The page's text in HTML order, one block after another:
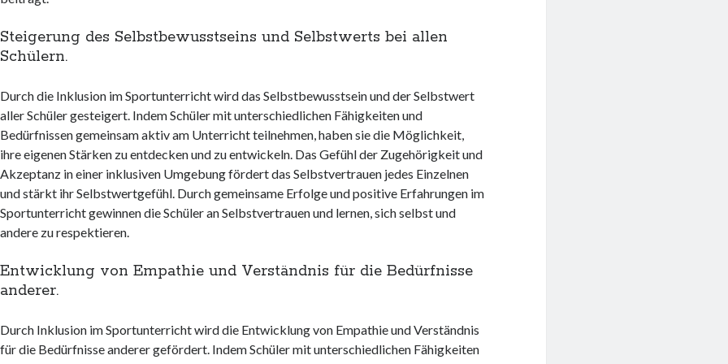
Steigerung des Selbstbewusstseins und Selbstwerts bei allen
Schülern.
Durch die Inklusion im Sportunterricht wird das Selbstbewusstsein und der Selbstwert
aller Schüler gesteigert. Indem Schüler mit unterschiedlichen Fähigkeiten und
Bedürfnissen gemeinsam aktiv am Unterricht teilnehmen, haben sie die Möglichkeit,
ihre eigenen Stärken zu entdecken und zu entwickeln. Das Gefühl der Zugehörigkeit und
Akzeptanz in einer inklusiven Umgebung fördert das Selbstvertrauen jedes Einzelnen
und stärkt ihr Selbstwertgefühl. Durch gemeinsame Erfolge und positive Erfahrungen im
Sportunterricht gewinnen die Schüler an Selbstvertrauen und lernen, sich selbst und
andere zu respektieren.
Entwicklung von Empathie und Verständnis für die Bedürfnisse
anderer.
Durch Inklusion im Sportunterricht wird die Entwicklung von Empathie und Verständnis
für die Bedürfnisse anderer gefördert. Indem Schüler mit unterschiedlichen Fähigkeiten